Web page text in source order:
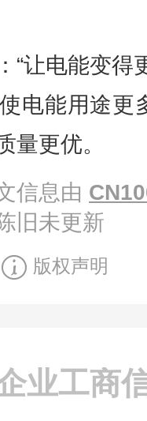
“让电能变得
电能用途更
量更优。
信息由
旧未更新
版权声明
业工商